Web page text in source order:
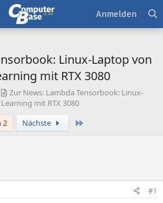
Anmelden
Linux-Laptop von
mit RTX 3080
Zur News: Lambda Tensorbook: Linux-
mit RTX 3080
2
Nächste
#1